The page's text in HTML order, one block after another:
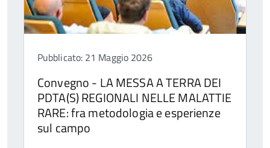
Pubblicato: 21 Maggio 2026
Convegno - LA MESSA A TERRA DEI
PDTA(S) REGIONALI NELLE MALATTIE
RARE: fra metodologia e esperienze
sul campo